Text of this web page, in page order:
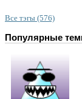
Все тэгы (576)
Популярные